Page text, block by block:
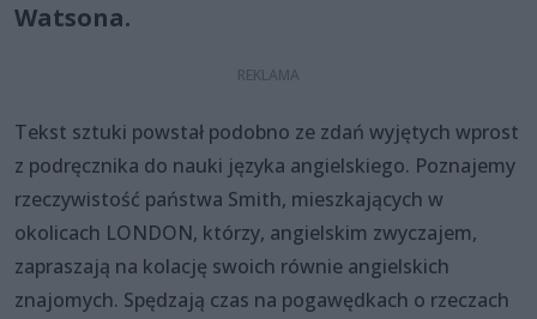
Watsona.
Tekst sztuki powstał podobno ze zdań wyjętych wprost
z podręcznika do nauki języka angielskiego. Poznajemy
rzeczywistość państwa Smith, mieszkających w
okolicach LONDON, którzy, angielskim zwyczajem,
zapraszają na kolację swoich równie angielskich
znajomych. Spędzają czas na pogawędkach o rzeczach